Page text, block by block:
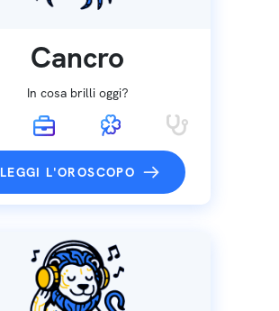
Cancro
In cosa brilli oggi?
LEGGI L'OROSCOPO